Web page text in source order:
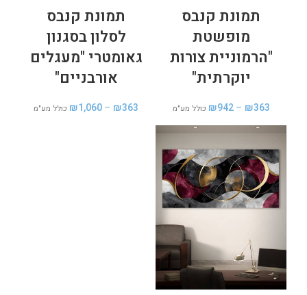
תמונת קנבס
מופשטת
"הרמוניית צורות
יוקרתית"
₪363
–
₪942 כולל מע"מ
תמונת קנבס
לסלון בסגנון
גאומטרי "מעגלים
אורבניים"
₪363
–
₪1,060 כולל מע"מ